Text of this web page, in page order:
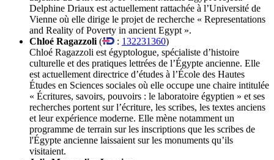
Delphine Driaux est actuellement rattachée à l’Université de
Vienne où elle dirige le projet de recherche « Representations
and Reality of Poverty in ancient Egypt ».
Chloé Ragazzoli ( : 132231360)
Chloé Ragazzoli est égyptologue, spécialiste d’histoire
culturelle et des pratiques lettrées de l’Égypte ancienne. Elle
est actuellement directrice d’études à l’École des Hautes
Études en Sciences sociales où elle occupe une chaire intitulée
« Écritures, savoirs, pouvoirs : le laboratoire égyptien » et ses
recherches portent sur l’écriture, les scribes, les textes anciens
et leur expérience moderne. Elle mène notamment un
programme de terrain sur les inscriptions que les scribes de
l'Égypte ancienne laissaient sur les monuments qu’ils
visitaient.